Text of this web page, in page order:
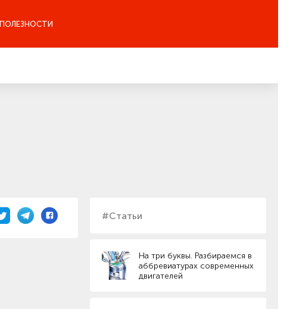
ПОЛЕЗНОСТИ
#Статьи
На три буквы. Разбираемся в
аббревиатурах современных
двигателей